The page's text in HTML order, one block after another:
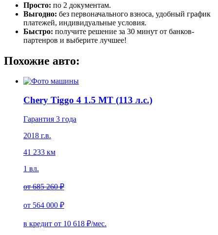
Просто: по 2 документам.
Выгодно: без первоначального взноса, удобный график
платежей, индивидуальные условия.
Быстро: получите решение за 30 минут от банков-
партенров и выберите лучшее!
Похожие авто:
Chery Tiggo 4 1.5 MT (113 л.с.)
Гарантия 3 года
2018 г.в.
41 233 км
1 вл.
от685 260 ₽
от 564 000 ₽
в кредит от 10 618 ₽/мес.